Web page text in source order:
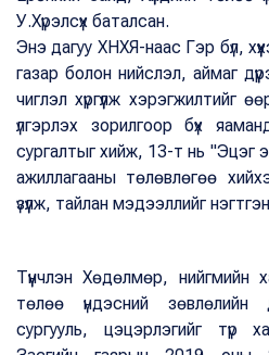
У.Хүрэлсүх баталсан.
Энэ дагуу ХНХЯ-наас Гэр бүл,
газар болон нийслэл, аймаг
чиглэл хүргүүлж хэрэгжилтийг
үлгэрлэх зорилгоор бүх
сургалтыг хийж, 13-т нь "Эцэг
ажиллагааны төлөвлөгөө
үзүүлж, тайлан мэдээллийг
Түүнчлэн Хөдөлмөр, нийгмийн
төлөө үндэсний зөвлөлийн
сургууль, цэцэрлэгийг түр